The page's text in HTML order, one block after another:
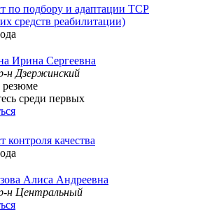
по подбору и адаптации ТСР
средств реабилитации)
Ирина Сергеевна
н Дзержинский
среди первых
контроля качества
Алиса Андреевна
н Центральный